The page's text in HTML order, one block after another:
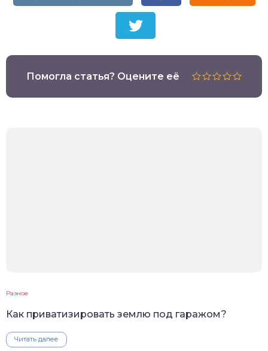
Помогла статья? Оцените её
Разное
Как приватизировать землю под гаражом?
Читать далее